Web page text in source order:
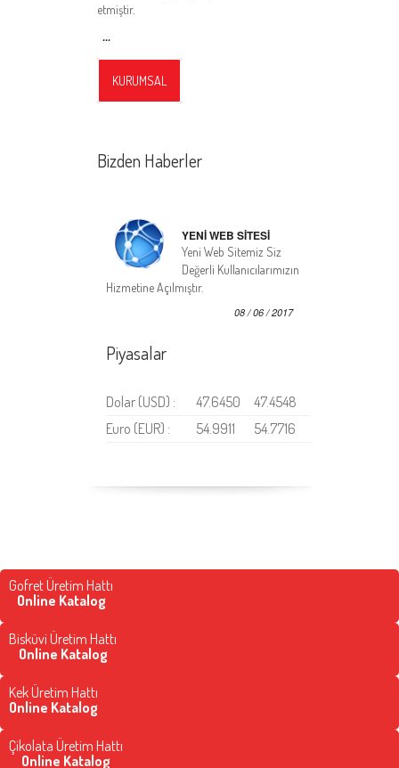
etmiştir.
...
KURUMSAL
Bizden Haberler
YENİ WEB SİTESİ
Yeni Web Sitemiz Siz
Değerli Kullanıcılarımızın
Hizmetine Açılmıştır.
08 / 06 / 2017
Piyasalar
Dolar (USD) : 47.6450
47.4548
Euro (EUR) :
54.9911 54.7716
Gofret Üretim Hattı
Online Katalog
Bisküvi Üretim Hattı
Online Katalog
Kek Üretim Hattı
Online Katalog
Çikolata Üretim Hattı
Online Katalog